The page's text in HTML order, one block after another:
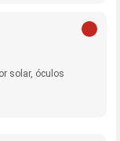
solar, óculos